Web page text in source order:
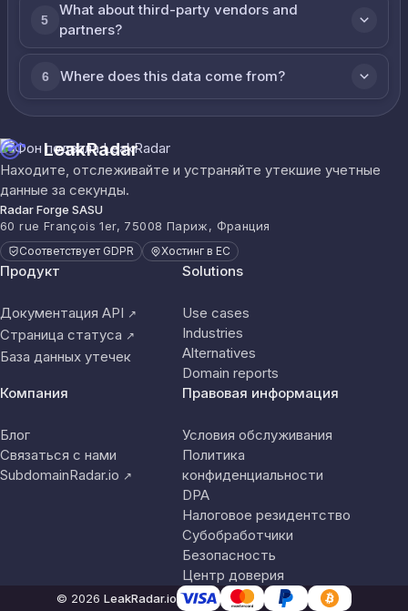
5
What about third-party vendors and
partners?
6 Where does this data come from?
LeakRadar
Находите, отслеживайте и устраняйте утекшие учетные
данные за секунды.
Radar Forge SASU
60 rue François 1er, 75008 Париж, Франция
Соответствует GDPR Хостинг в ЕС
Продукт
Документация API ↗
Страница статуса ↗
База данных утечек
Solutions
Use cases
Industries
Alternatives
Domain reports
Компания
Блог
Связаться с нами
SubdomainRadar.io ↗
Правовая информация
Условия обслуживания
Политика
конфиденциальности
DPA
Налоговое резидентство
Субобработчики
Безопасность
Центр доверия
© 2026 LeakRadar.io